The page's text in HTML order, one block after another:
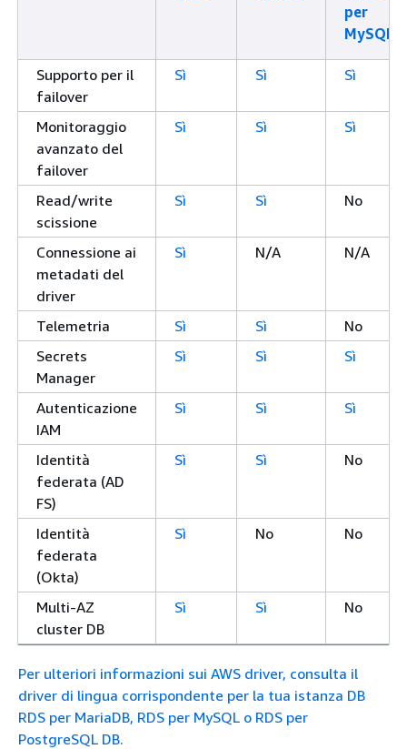
per
MySQL
Supporto per il
failover
Sì Sì Sì
Monitoraggio
avanzato del
failover
Sì Sì Sì
Read/write
scissione
Sì Sì No
Connessione ai
metadati del
driver
Sì N/A N/A
Telemetria Sì Sì
No
Secrets
Manager
Sì Sì Sì
Autenticazione
IAM
Sì Sì Sì
Identità
federata (AD
FS)
Sì Sì No
Identità
federata
(Okta)
Sì No No
Multi-AZ
cluster DB
Sì Sì No
Per ulteriori informazioni sui AWS driver, consulta il
driver di lingua corrispondente per la tua istanza DB
RDS per MariaDB, RDS per MySQL o RDS per
PostgreSQL DB.